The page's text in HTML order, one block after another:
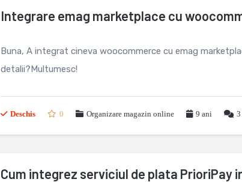
Integrare emag marketplace cu
Buna, A integrat cineva woocommerce cu emag
detalii?Multumesc!
Deschis 0 Organizare magazin online 9 ani 3
Cum integrez serviciul de plata PrioriPay